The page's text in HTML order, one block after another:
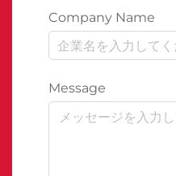
Company Name
Message